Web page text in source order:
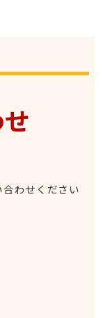
わせください